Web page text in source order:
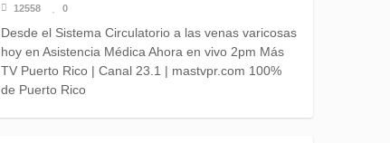
12558 0
Desde el Sistema Circulatorio a las venas varicosas
hoy en Asistencia Médica Ahora en vivo 2pm Más
TV Puerto Rico | Canal 23.1 | mastvpr.com 100%
de Puerto Rico